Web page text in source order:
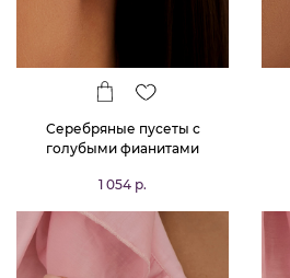
Серебряные пусеты с
голубыми фианитами
1 054 р.